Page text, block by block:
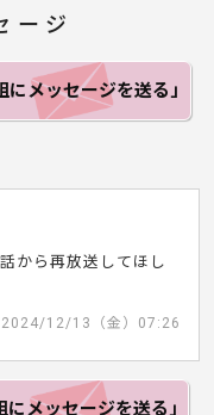
ージ
にメッセージを送る」
から再放送してほし
2024/12/13（金）07:26
にメッセージを送る」